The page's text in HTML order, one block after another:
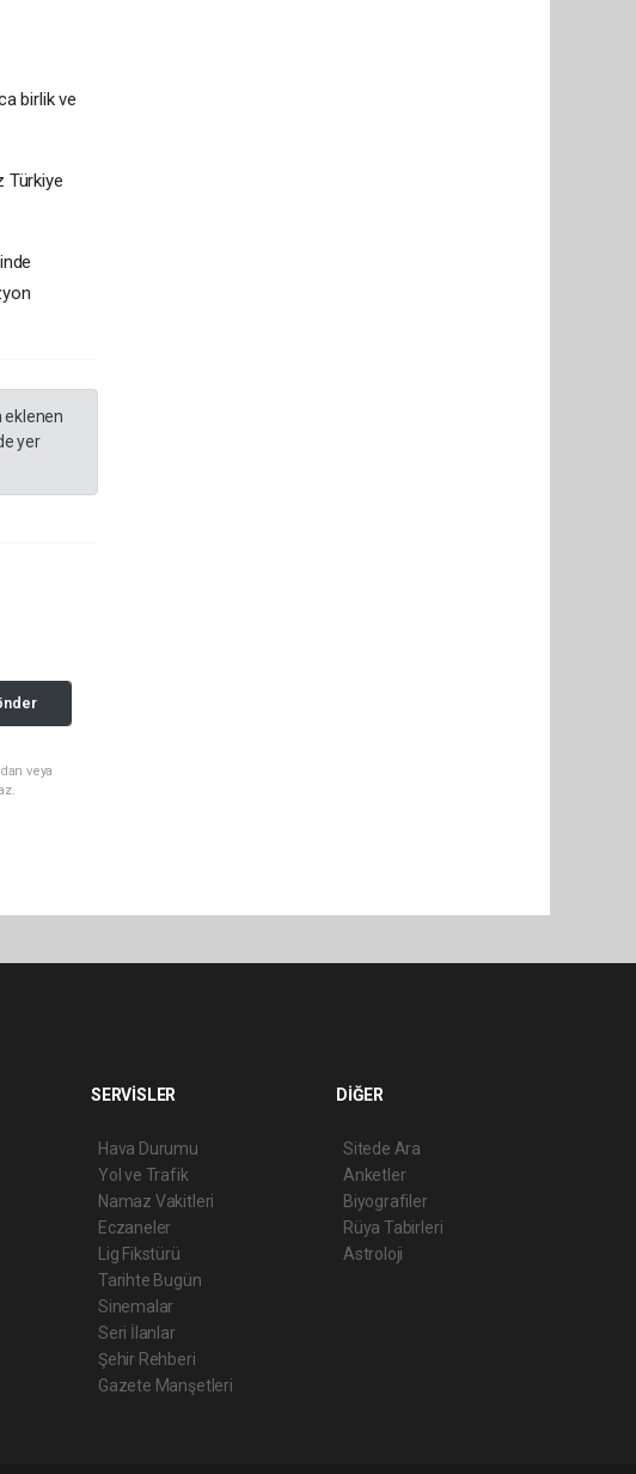
birlik ve
Türkiye
eklenen
yer
veya
SERVİSLER
Hava Durumu
Yol ve Trafik
Namaz Vakitleri
Eczaneler
Lig Fikstürü
Tarihte Bugün
Sinemalar
Seri İlanlar
Şehir Rehberi
Gazete Manşetleri
DİĞER
Sitede Ara
Anketler
Biyografiler
Rüya Tabirleri
Astroloji